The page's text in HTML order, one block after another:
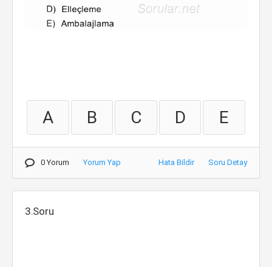
A B C D E
0 Yorum Yorum Yap Hata Bildir Soru Detay
3.Soru